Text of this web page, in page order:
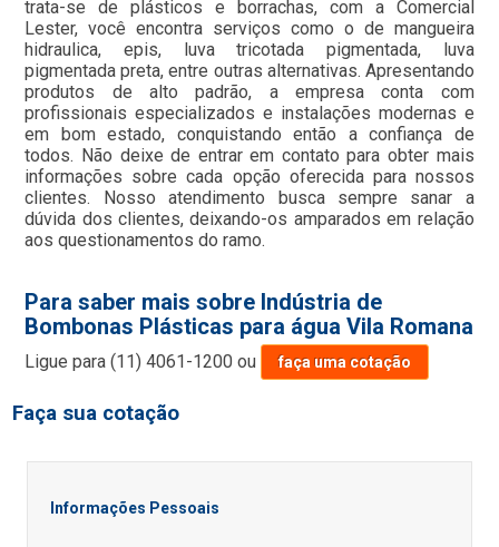
trata-se de plásticos e borrachas, com a Comercial
Lester, você encontra serviços como o de mangueira
hidraulica, epis, luva tricotada pigmentada, luva
pigmentada preta, entre outras alternativas. Apresentando
produtos de alto padrão, a empresa conta com
profissionais especializados e instalações modernas e
em bom estado, conquistando então a confiança de
todos. Não deixe de entrar em contato para obter mais
informações sobre cada opção oferecida para nossos
clientes. Nosso atendimento busca sempre sanar a
dúvida dos clientes, deixando-os amparados em relação
aos questionamentos do ramo.
Para saber mais sobre Indústria de
Bombonas Plásticas para água Vila Romana
Ligue para(11) 4061-1200 ou faça uma cotação
Faça sua cotação
Informações Pessoais